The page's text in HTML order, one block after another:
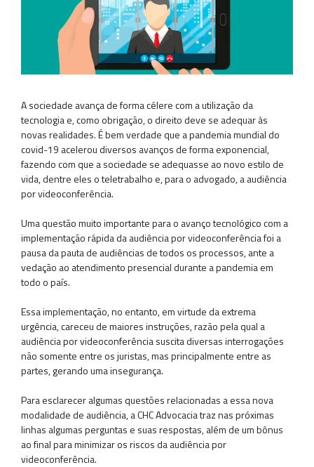
A sociedade avança de forma célere com a utilização da
tecnologia e, como obrigação, o direito deve se adequar às
novas realidades. É bem verdade que a pandemia mundial do
covid-19 acelerou diversos avanços de forma exponencial,
fazendo com que a sociedade se adequasse ao novo estilo de
vida, dentre eles o teletrabalho e, para o advogado, a audiência
por videoconferência.
Uma questão muito importante para o avanço tecnológico com a
implementação rápida da audiência por videoconferência foi a
pausa da pauta de audiências de todos os processos, ante a
vedação ao atendimento presencial durante a pandemia em
todo o país.
Essa implementação, no entanto, em virtude da extrema
urgência, careceu de maiores instruções, razão pela qual a
audiência por videoconferência suscita diversas interrogações
não somente entre os juristas, mas principalmente entre as
partes, gerando uma insegurança.
Para esclarecer algumas questões relacionadas a essa nova
modalidade de audiência, a CHC Advocacia traz nas próximas
linhas algumas perguntas e suas respostas, além de um bônus
ao final para minimizar os riscos da audiência por
videoconferência.